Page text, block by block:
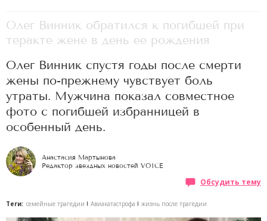
Олег Винник обратился к погибшей при
теракте жене в день ее рождения
Олег Винник спустя годы после смерти
жены по-прежнему чувствует боль
утраты. Мужчина показал совместное
фото с погибшей избранницей в
особенный день.
Анастасия Мартынова
Редактор звездных новостей VOICE
Обсудить тему
Теги: семейные трагедии Авиакатастрофа жизнь после трагедии